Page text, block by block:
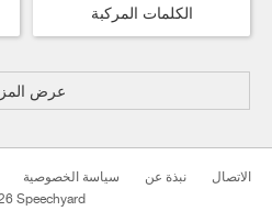
الكلمات المركبة
عرض
سياسة الخصوصية نبذة عن
الاتصال
Speechyard